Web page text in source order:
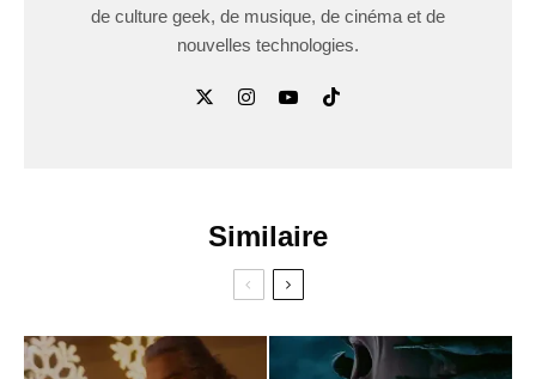
de culture geek, de musique, de cinéma et de
nouvelles technologies.
Similaire